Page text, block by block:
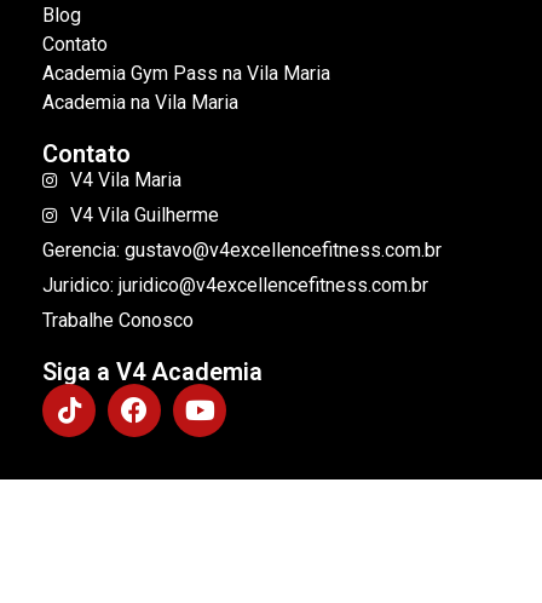
Blog
Contato
Academia Gym Pass na Vila Maria
Academia na Vila Maria
Contato
V4 Vila Maria
V4 Vila Guilherme
Gerencia: gustavo@v4excellencefitness.com.br
Juridico: juridico@v4excellencefitness.com.br
Trabalhe Conosco
Siga a V4 Academia